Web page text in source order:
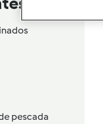
pescada